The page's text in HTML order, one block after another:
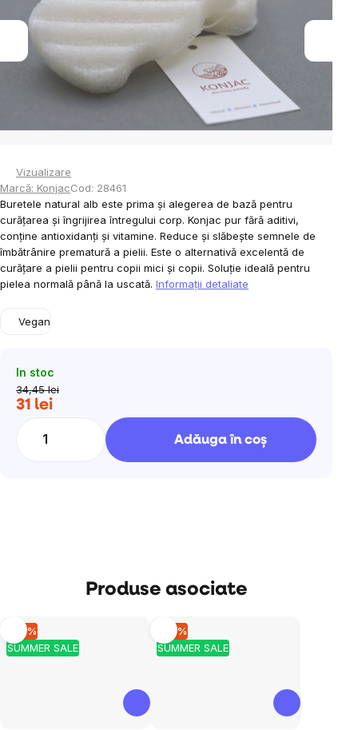
stele.
Vizualizare
Marcă: KonjacCod: 28461
Buretele natural alb este prima și alegerea de bază pentru
curățarea și îngrijirea întregului corp. Konjac pur fără aditivi,
conține antioxidanți și vitamine. Reduce și slăbește semnele de
îmbătrânire prematură a pielii. Este o alternativă excelentă de
curățare a pielii pentru copii mici și copii. Soluție ideală pentru
pielea normală până la uscată. Informaţii detaliate
Vegan
In stoc
34,45 lei
31 leiEvaluare
Adăuga în coş
Produse asociate
SUMMER SALE
–10 %
SUMMER SALE
–10 %